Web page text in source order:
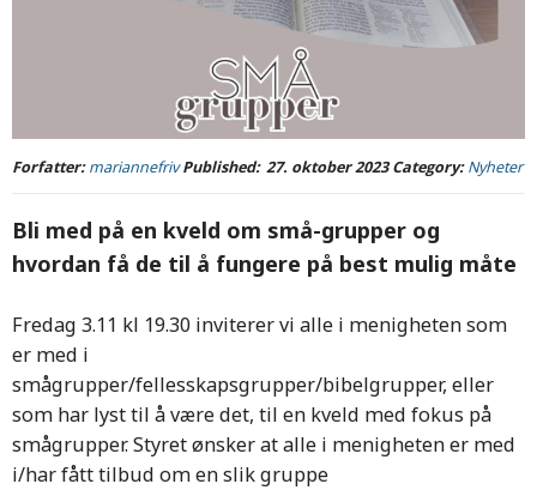
Forfatter:mariannefrivPublished: 27. oktober 2023 Category:Nyheter
Bli med på en kveld om små-grupper og
hvordan få de til å fungere på best mulig måte
Fredag 3.11 kl 19.30 inviterer vi alle i menigheten som
er med i
smågrupper/fellesskapsgrupper/bibelgrupper, eller
som har lyst til å være det, til en kveld med fokus på
smågrupper. Styret ønsker at alle i menigheten er med
i/har fått tilbud om en slik gruppe